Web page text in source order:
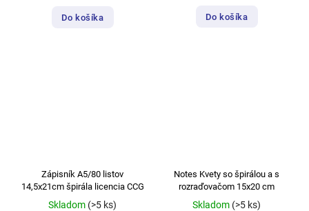
Do košíka Do košíka
Zápisník A5/80 listov
14,5x21cm špirála licencia CCG
Skladom (>5 ks)
Notes Kvety so špirálou a s
rozraďovačom 15x20 cm
Skladom (>5 ks)